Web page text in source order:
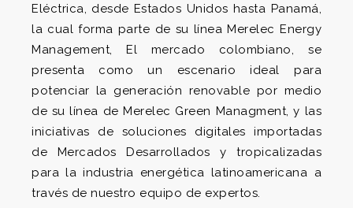
Eléctrica, desde Estados Unidos hasta Panamá,
la cual forma parte de su línea Merelec Energy
Management, El mercado colombiano, se
presenta como un escenario ideal para
potenciar la generación renovable por medio
de su línea de Merelec Green Managment, y las
iniciativas de soluciones digitales importadas
de Mercados Desarrollados y tropicalizadas
para la industria energética latinoamericana a
través de nuestro equipo de expertos.